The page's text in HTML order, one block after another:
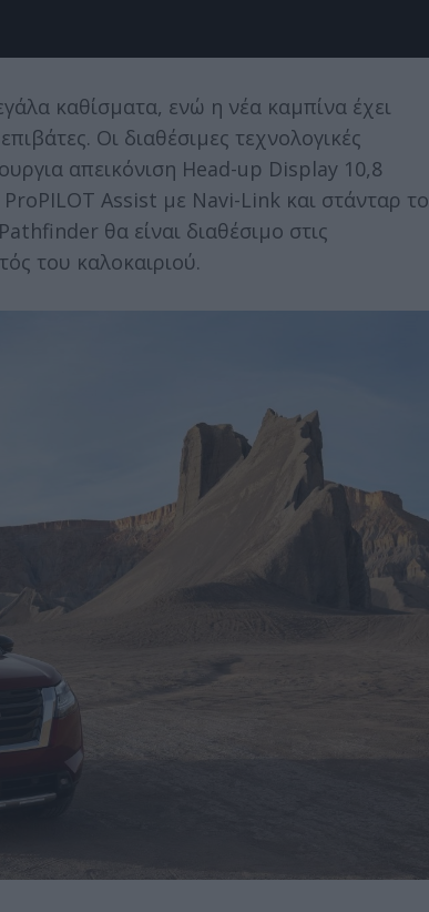
καθίσματα, ενώ η νέα καμπίνα έχει
Οι διαθέσιμες τεχνολογικές
απεικόνιση Head-up Display 10,8
Assist με Navi-Link και στάνταρ το
θα είναι διαθέσιμο στις
του καλοκαιριού.